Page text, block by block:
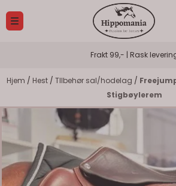
Hopp til innhold
Frakt 99,- | Rask
Hjem / Hest / TIlbehør sal/hodelag /
Stigbøylerem